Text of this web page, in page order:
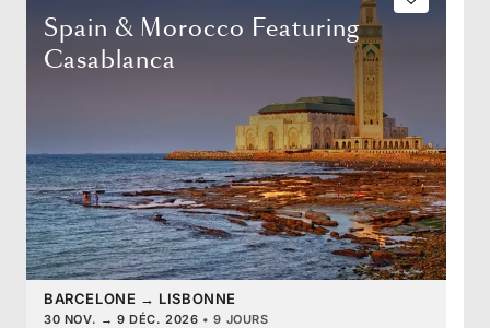
Spain & Morocco Featuring
Casablanca
BARCELONE → LISBONNE
30 NOV. → 9 DÉC. 2026 •9 JOURS